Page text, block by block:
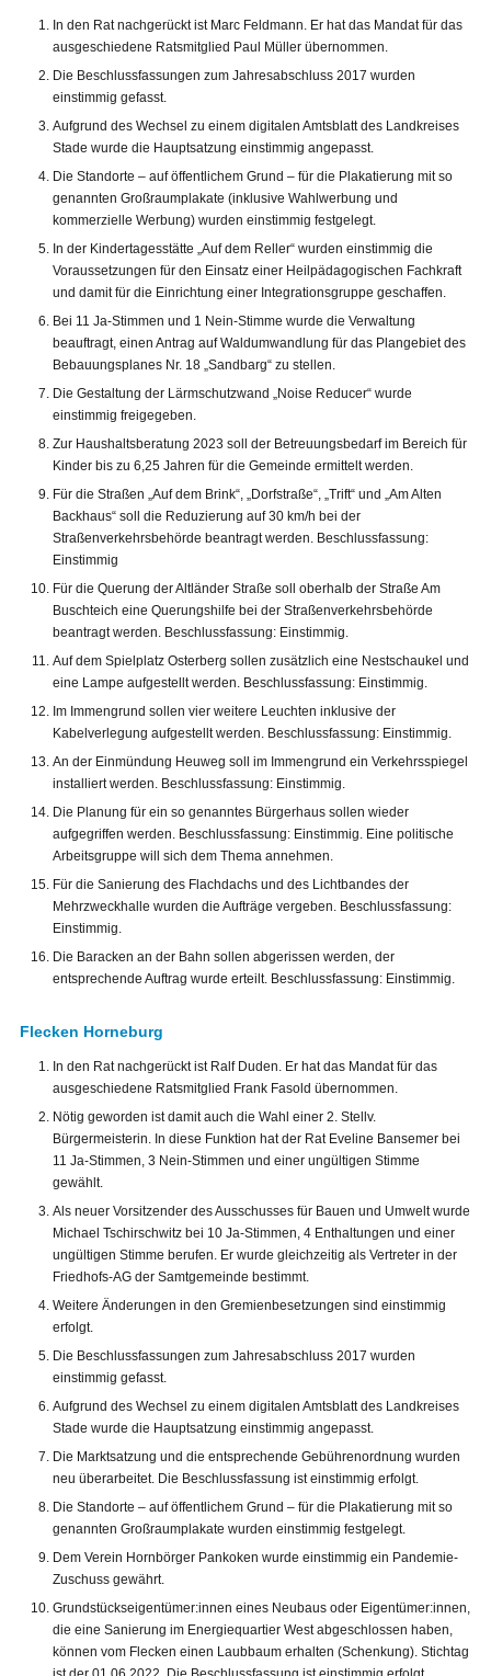
In den Rat nachgerückt ist Marc Feldmann. Er hat das Mandat für das
ausgeschiedene Ratsmitglied Paul Müller übernommen.
Die Beschlussfassungen zum Jahresabschluss 2017 wurden
einstimmig gefasst.
Aufgrund des Wechsel zu einem digitalen Amtsblatt des Landkreises
Stade wurde die Hauptsatzung einstimmig angepasst.
Die Standorte – auf öffentlichem Grund – für die Plakatierung mit so
genannten Großraumplakate (inklusive Wahlwerbung und
kommerzielle Werbung) wurden einstimmig festgelegt.
In der Kindertagesstätte „Auf dem Reller“ wurden einstimmig die
Voraussetzungen für den Einsatz einer Heilpädagogischen Fachkraft
und damit für die Einrichtung einer Integrationsgruppe geschaffen.
Bei 11 Ja-Stimmen und 1 Nein-Stimme wurde die Verwaltung
beauftragt, einen Antrag auf Waldumwandlung für das Plangebiet des
Bebauungsplanes Nr. 18 „Sandbarg“ zu stellen.
Die Gestaltung der Lärmschutzwand „Noise Reducer“ wurde
einstimmig freigegeben.
Zur Haushaltsberatung 2023 soll der Betreuungsbedarf im Bereich für
Kinder bis zu 6,25 Jahren für die Gemeinde ermittelt werden.
Für die Straßen „Auf dem Brink“, „Dorfstraße“, „Trift“ und „Am Alten
Backhaus“ soll die Reduzierung auf 30 km/h bei der
Straßenverkehrsbehörde beantragt werden. Beschlussfassung:
Einstimmig
Für die Querung der Altländer Straße soll oberhalb der Straße Am
Buschteich eine Querungshilfe bei der Straßenverkehrsbehörde
beantragt werden. Beschlussfassung: Einstimmig.
Auf dem Spielplatz Osterberg sollen zusätzlich eine Nestschaukel und
eine Lampe aufgestellt werden. Beschlussfassung: Einstimmig.
Im Immengrund sollen vier weitere Leuchten inklusive der
Kabelverlegung aufgestellt werden. Beschlussfassung: Einstimmig.
An der Einmündung Heuweg soll im Immengrund ein Verkehrsspiegel
installiert werden. Beschlussfassung: Einstimmig.
Die Planung für ein so genanntes Bürgerhaus sollen wieder
aufgegriffen werden. Beschlussfassung: Einstimmig. Eine politische
Arbeitsgruppe will sich dem Thema annehmen.
Für die Sanierung des Flachdachs und des Lichtbandes der
Mehrzweckhalle wurden die Aufträge vergeben. Beschlussfassung:
Einstimmig.
Die Baracken an der Bahn sollen abgerissen werden, der
entsprechende Auftrag wurde erteilt. Beschlussfassung: Einstimmig.
Flecken Horneburg
In den Rat nachgerückt ist Ralf Duden. Er hat das Mandat für das
ausgeschiedene Ratsmitglied Frank Fasold übernommen.
Nötig geworden ist damit auch die Wahl einer 2. Stellv.
Bürgermeisterin. In diese Funktion hat der Rat Eveline Bansemer bei
11 Ja-Stimmen, 3 Nein-Stimmen und einer ungültigen Stimme
gewählt.
Als neuer Vorsitzender des Ausschusses für Bauen und Umwelt wurde
Michael Tschirschwitz bei 10 Ja-Stimmen, 4 Enthaltungen und einer
ungültigen Stimme berufen. Er wurde gleichzeitig als Vertreter in der
Friedhofs-AG der Samtgemeinde bestimmt.
Weitere Änderungen in den Gremienbesetzungen sind einstimmig
erfolgt.
Die Beschlussfassungen zum Jahresabschluss 2017 wurden
einstimmig gefasst.
Aufgrund des Wechsel zu einem digitalen Amtsblatt des Landkreises
Stade wurde die Hauptsatzung einstimmig angepasst.
Die Marktsatzung und die entsprechende Gebührenordnung wurden
neu überarbeitet. Die Beschlussfassung ist einstimmig erfolgt.
Die Standorte – auf öffentlichem Grund – für die Plakatierung mit so
genannten Großraumplakate wurden einstimmig festgelegt.
Dem Verein Hornbörger Pankoken wurde einstimmig ein Pandemie-
Zuschuss gewährt.
Grundstückseigentümer:innen eines Neubaus oder Eigentümer:innen,
die eine Sanierung im Energiequartier West abgeschlossen haben,
können vom Flecken einen Laubbaum erhalten (Schenkung). Stichtag